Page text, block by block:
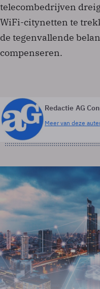
telecombedrijven
WiFi-citynetten te
de tegenvallende
compenseren.
Redactie AG
Meer van deze